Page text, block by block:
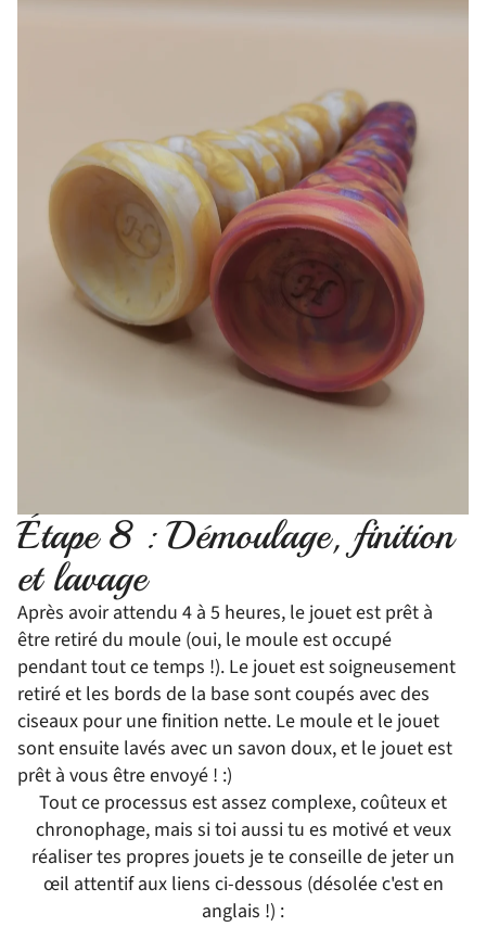
Étape 8 : Démoulage, finition
et lavage
Après avoir attendu 4 à 5 heures, le jouet est prêt à
être retiré du moule (oui, le moule est occupé
pendant tout ce temps !). Le jouet est soigneusement
retiré et les bords de la base sont coupés avec des
ciseaux pour une finition nette. Le moule et le jouet
sont ensuite lavés avec un savon doux, et le jouet est
prêt à vous être envoyé ! :)
Tout ce processus est assez complexe, coûteux et
chronophage, mais si toi aussi tu es motivé et veux
réaliser tes propres jouets je te conseille de jeter un
œil attentif aux liens ci-dessous (désolée c'est en
anglais !) :